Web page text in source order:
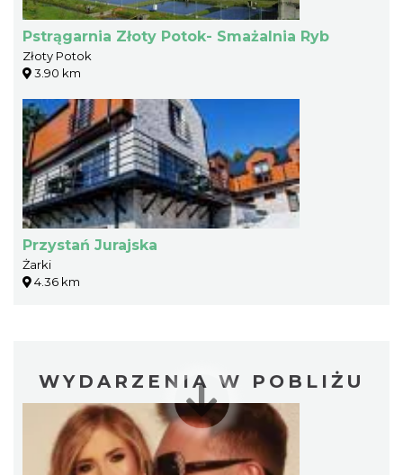
Pstrągarnia Złoty Potok- Smażalnia Ryb
Złoty Potok
3.90 km
Przystań Jurajska
Żarki
4.36 km
WYDARZENIA W POBLIŻU